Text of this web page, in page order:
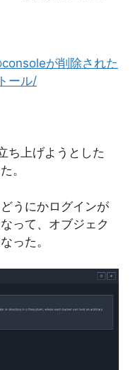
が削除された
ール/
ち上げようとした
。
うにかログインが
って、オブジェク
った。